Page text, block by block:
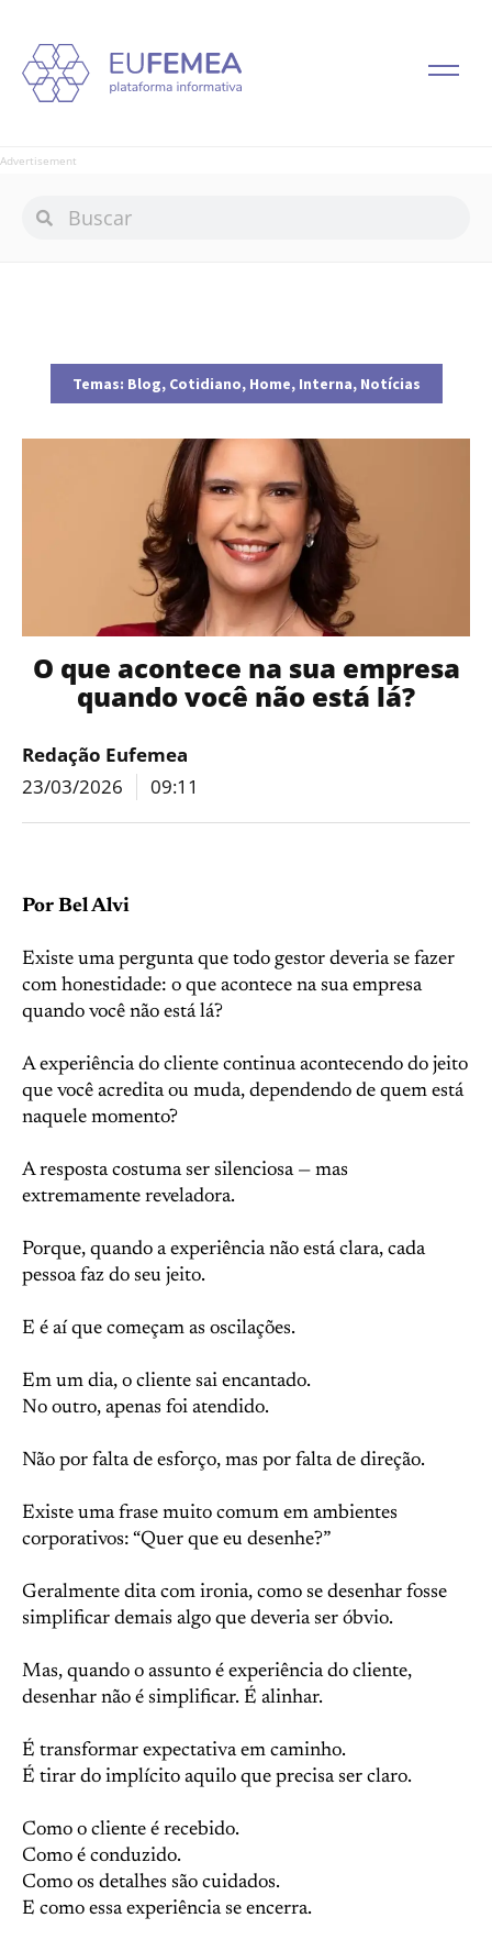
Advertisement
Temas: Blog, Cotidiano, Home, Interna, Notícias
O que acontece na sua empresa
quando você não está lá?
Redação Eufemea
23/03/2026
09:11
Por Bel Alvi
Existe uma pergunta que todo gestor deveria se fazer
com honestidade: o que acontece na sua empresa
quando você não está lá?
A experiência do cliente continua acontecendo do jeito
que você acredita ou muda, dependendo de quem está
naquele momento?
A resposta costuma ser silenciosa — mas
extremamente reveladora.
Porque, quando a experiência não está clara, cada
pessoa faz do seu jeito.
E é aí que começam as oscilações.
Em um dia, o cliente sai encantado.
No outro, apenas foi atendido.
Não por falta de esforço, mas por falta de direção.
Existe uma frase muito comum em ambientes
corporativos: “Quer que eu desenhe?”
Geralmente dita com ironia, como se desenhar fosse
simplificar demais algo que deveria ser óbvio.
Mas, quando o assunto é experiência do cliente,
desenhar não é simplificar. É alinhar.
É transformar expectativa em caminho.
É tirar do implícito aquilo que precisa ser claro.
Como o cliente é recebido.
Como é conduzido.
Como os detalhes são cuidados.
E como essa experiência se encerra.